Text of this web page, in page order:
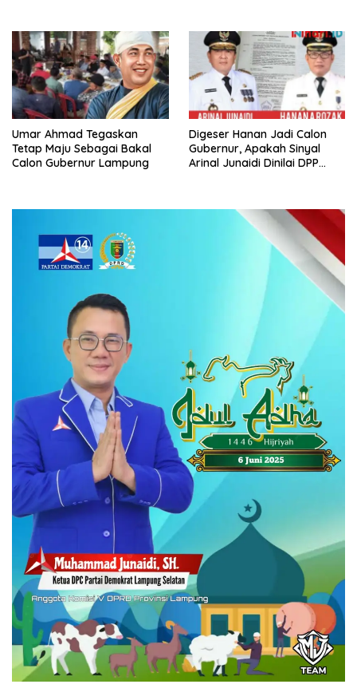
Umar Ahmad Tegaskan
Tetap Maju Sebagai Bakal
Calon Gubernur Lampung
Digeser Hanan Jadi Calon
Gubernur, Apakah Sinyal
Arinal Junaidi Dinilai DPP